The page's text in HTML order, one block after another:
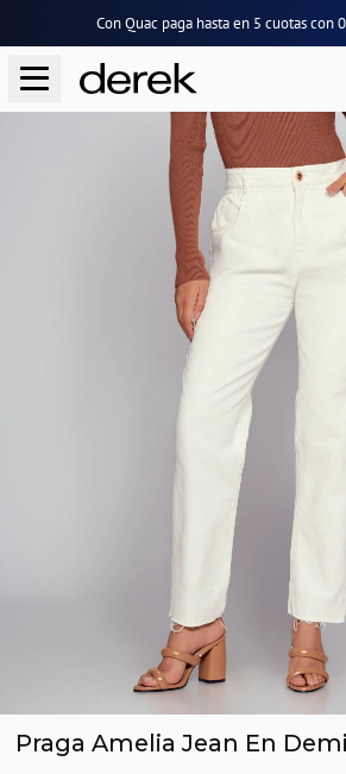
Con Quac paga hasta en 5 cuotascon
Praga Amelia Jean En